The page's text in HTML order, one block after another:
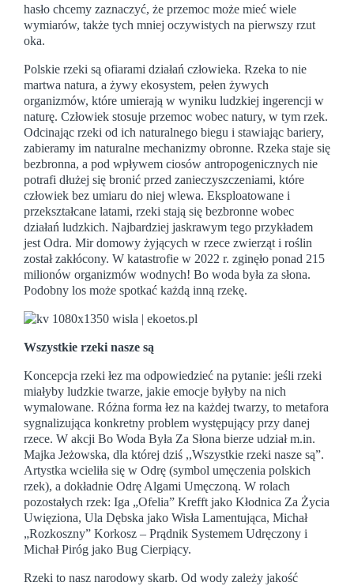
hasło chcemy zaznaczyć, że przemoc może mieć wiele
wymiarów, także tych mniej oczywistych na pierwszy rzut
oka.
Polskie rzeki są ofiarami działań człowieka. Rzeka to nie
martwa natura, a żywy ekosystem, pełen żywych
organizmów, które umierają w wyniku ludzkiej ingerencji w
naturę. Człowiek stosuje przemoc wobec natury, w tym rzek.
Odcinając rzeki od ich naturalnego biegu i stawiając bariery,
zabieramy im naturalne mechanizmy obronne. Rzeka staje się
bezbronna, a pod wpływem ciosów antropogenicznych nie
potrafi dłużej się bronić przed zanieczyszczeniami, które
człowiek bez umiaru do niej wlewa.​ Eksploatowane i
przekształcane latami, rzeki stają się bezbronne wobec
działań ludzkich. Najbardziej jaskrawym tego przykładem
jest Odra. Mir domowy żyjących w rzece zwierząt i roślin
został zakłócony. W katastrofie w 2022 r. zginęło ponad 215
milionów organizmów wodnych! Bo woda była za słona.
Podobny los może spotkać każdą inną rzekę.
Wszystkie rzeki nasze są
Koncepcja rzeki łez ma odpowiedzieć na pytanie: jeśli rzeki
miałyby ludzkie twarze, jakie emocje byłyby na nich
wymalowane. Różna forma łez na każdej twarzy, to metafora
sygnalizująca konkretny problem występujący przy danej
rzece. W akcji Bo Woda Była Za Słona bierze udział m.in.
Majka Jeżowska, dla której dziś ,,Wszystkie rzeki nasze są”.
Artystka wcieliła się w Odrę (symbol umęczenia polskich
rzek), a dokładnie Odrę Algami Umęczoną. W rolach
pozostałych rzek: Iga „Ofelia” Krefft jako Kłodnica Za Życia
Uwięziona, Ula Dębska jako Wisła Lamentująca, Michał
„Rozkoszny” Korkosz – Prądnik Systemem Udręczony i
Michał Piróg jako Bug Cierpiący.
Rzeki to nasz narodowy skarb. Od wody zależy jakość